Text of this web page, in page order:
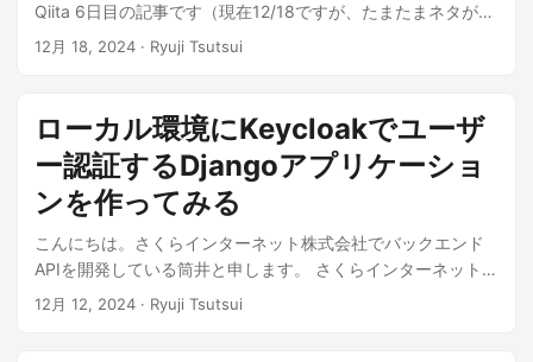
Qiita 6日目の記事です（現在12/18ですが、たまたまネタがあ
ったので空いている日に入れてみました）。 GitHub Actions
12月 18, 2024 · Ryuji Tsutsui
ローカル環境にKeycloakでユーザ
ー認証するDjangoアプリケーショ
ンを作ってみる
こんにちは。さくらインターネット株式会社でバックエンド
APIを開発している筒井と申します。 さくらインターネット -
Qiita Advent Calendar 2024 12日目の記事は、 ローカル環境
12月 12, 2024 · Ryuji Tsutsui